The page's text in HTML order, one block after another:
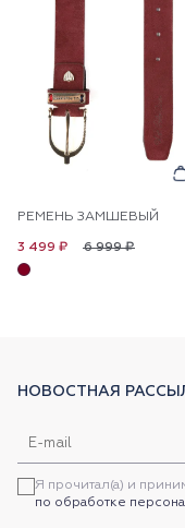
РЕМЕНЬ ЗАМШЕВЫЙ
6 999 ₽
3 499 ₽
НОВОСТНАЯ
Я прочитал(а) и
по обработке